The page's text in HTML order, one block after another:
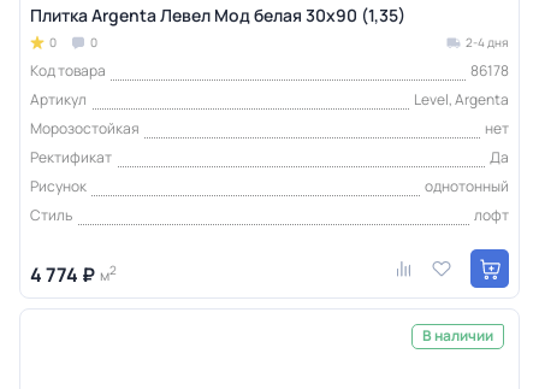
Плитка Argenta Левел Мод белая 30х90 (1,35)
0 0 2-4 дня
Код товара
86178
Артикул
Level, Argenta
Морозостойкая
нет
Ректификат
Да
Рисунок
однотонный
Стиль
лофт
4 774 ₽ м2
В наличии